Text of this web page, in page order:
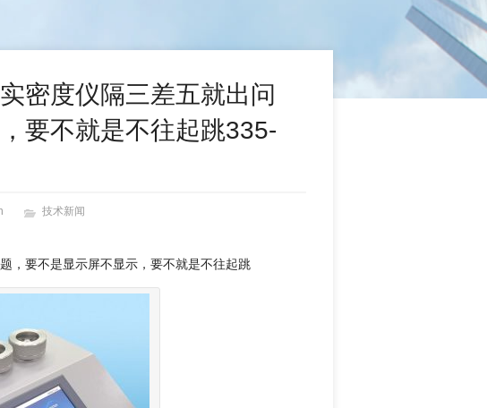
密度仪隔三差五就出问
要不就是不往起跳335-
技术新闻
，要不是显示屏不显示，要不就是不往起跳